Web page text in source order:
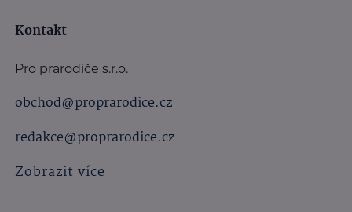
Kontakt
Pro prarodiče s.r.o.
obchod@proprarodice.cz
redakce@proprarodice.cz
Zobrazit více